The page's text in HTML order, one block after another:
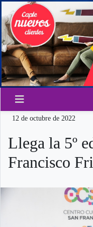
12 de octubre de 2022
Llega la 5º
Francisco